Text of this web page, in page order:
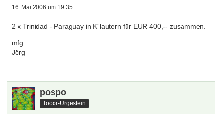
16. Mai 2006 um 19:35
2 x Trinidad - Paraguay in K´lautern für EUR 400,-- zusammen.
mfg
Jörg
pospo
Tooor-Urgestein